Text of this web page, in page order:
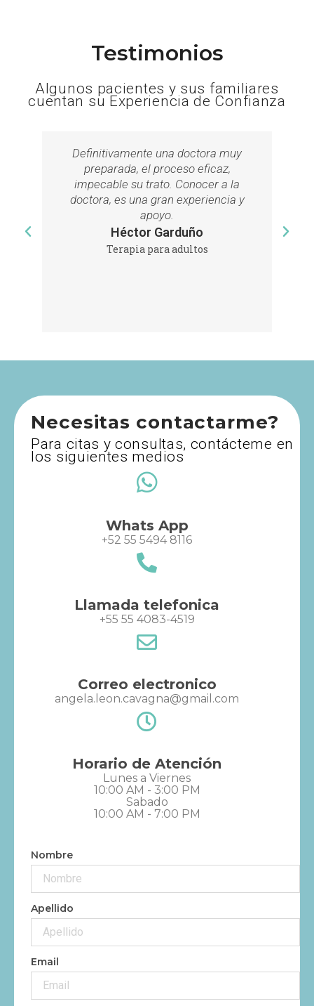
Testimonios
Algunos pacientes y sus familiares
cuentan su Experiencia de Confianza
Definitivamente una doctora muy
preparada, el proceso eficaz,
impecable su trato. Conocer a la
doctora, es una gran experiencia y
apoyo.
Héctor Garduño
Terapia para adultos
Necesitas contactarme?
Para citas y consultas, contácteme en
los siguientes medios
Whats App
+52 55 5494 8116
Llamada telefonica
+55 55 4083-4519
Correo electronico
angela.leon.cavagna@gmail.com
Horario de Atención
Lunes a Viernes
10:00 AM - 3:00 PM
Sabado
10:00 AM - 7:00 PM
Nombre
Apellido
Email